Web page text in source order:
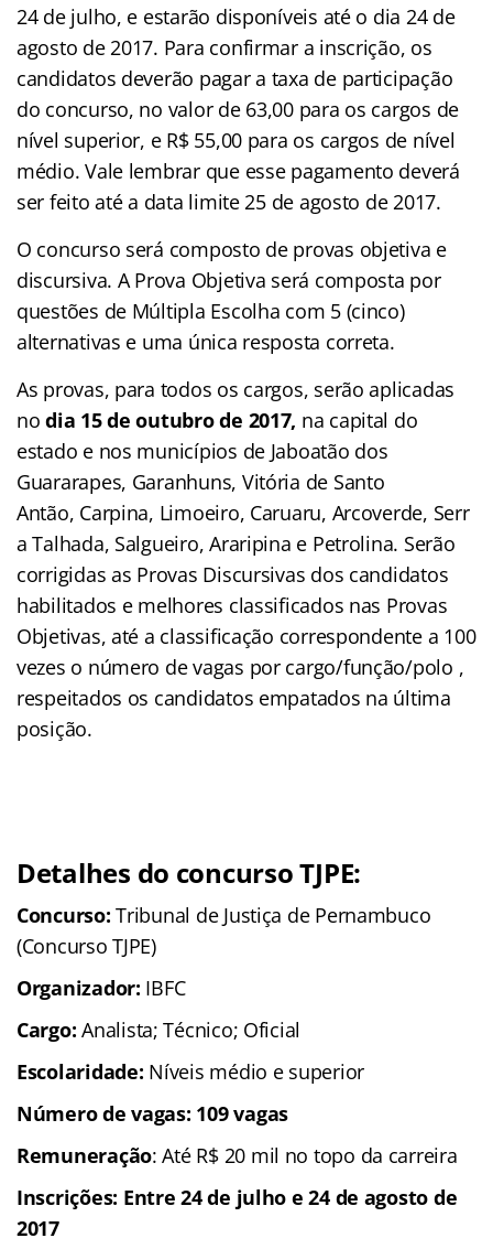
24 de julho, e estarão disponíveis até o dia 24 de
agosto de 2017. Para confirmar a inscrição, os
candidatos deverão pagar a taxa de participação
do concurso, no valor de 63,00 para os cargos de
nível superior, e R$ 55,00 para os cargos de nível
médio. Vale lembrar que esse pagamento deverá
ser feito até a data limite 25 de agosto de 2017.
O concurso será composto de provas objetiva e
discursiva. A Prova Objetiva será composta por
questões de Múltipla Escolha com 5 (cinco)
alternativas e uma única resposta correta.
As provas, para todos os cargos, serão aplicadas
no dia 15 de outubro de 2017, na capital do
estado e nos municípios de Jaboatão dos
Guararapes, Garanhuns, Vitória de Santo
Antão, Carpina, Limoeiro, Caruaru, Arcoverde, Serr
a Talhada, Salgueiro, Araripina e Petrolina. Serão
corrigidas as Provas Discursivas dos candidatos
habilitados e melhores classificados nas Provas
Objetivas, até a classificação correspondente a 100
vezes o número de vagas por cargo/função/polo ,
respeitados os candidatos empatados na última
posição.
Detalhes do concurso TJPE:
Concurso: Tribunal de Justiça de Pernambuco
(Concurso TJPE)
Organizador: IBFC
Cargo:Analista; Técnico; Oficial
Escolaridade: Níveis médio e superior
Número de vagas: 109 vagas
Remuneração: Até R$ 20 mil no topo da carreira
Inscrições: Entre 24 de julho e 24 de agosto de
2017